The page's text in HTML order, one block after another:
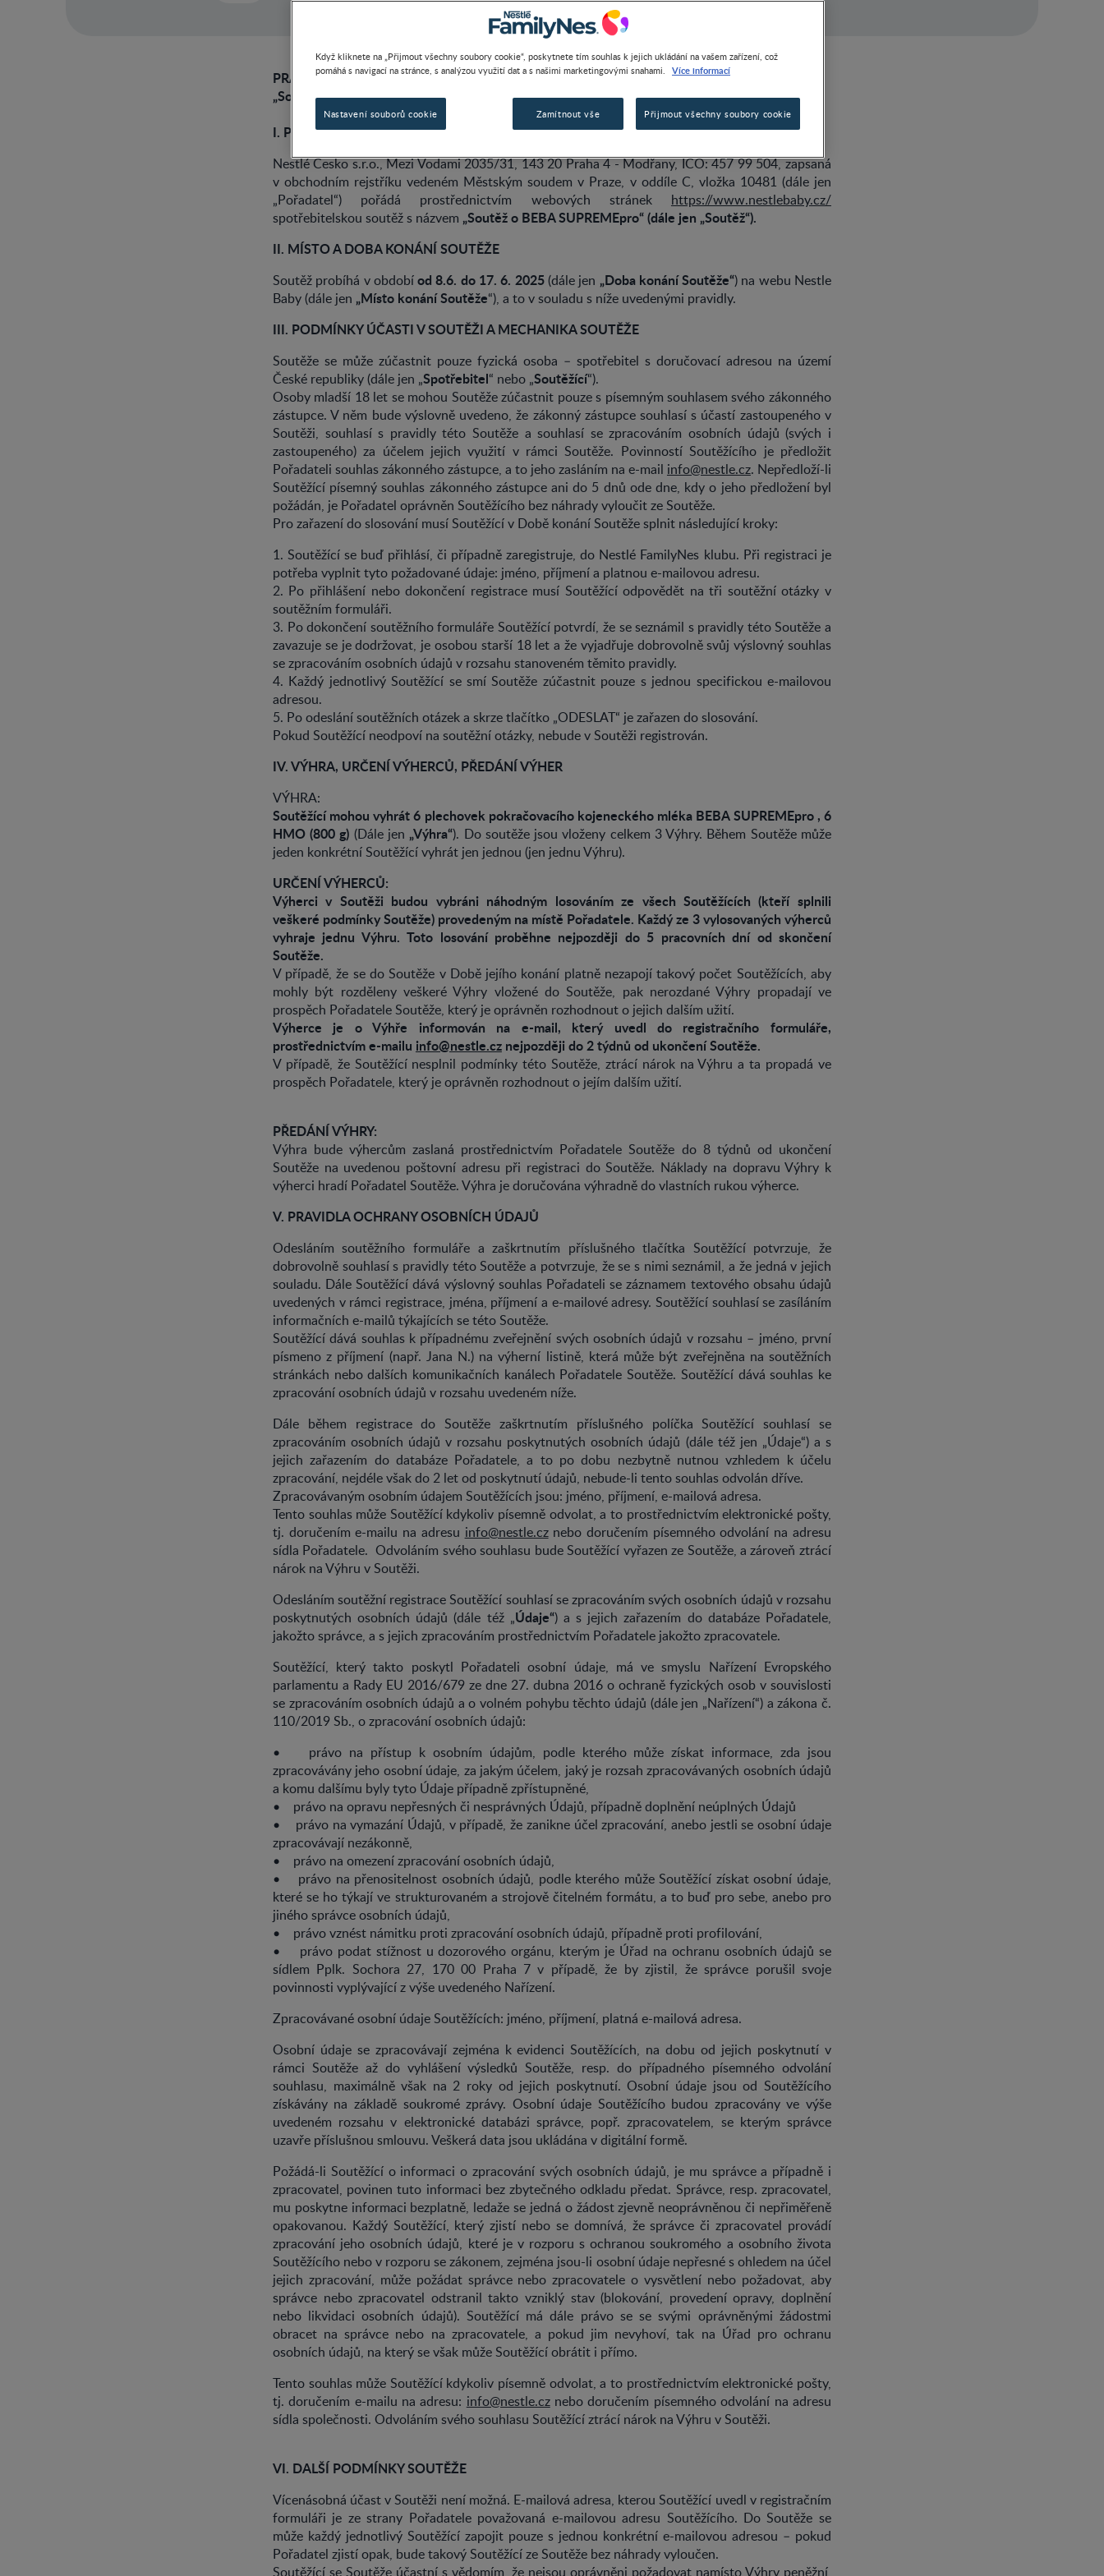
PRAVIDLA SPOTŘEBITELSKÉ SOUTĚŽE
„Soutěž o BEBA SUPREMEpro
I. POŘADATEL SOUTĚŽE A NÁZEV SOUTĚŽE
Nestlé Česko s.r.o., Mezi Vodami 2035/31, 143 20 Praha 4 - Modřany, IČO: 457 99 504, zapsaná
v obchodním rejstříku vedeném Městským soudem v Praze, v oddíle C, vložka 10481 (dále jen
„Pořadatel“) pořádá prostřednictvím webových stránek https://www.nestlebaby.cz/
spotřebitelskou soutěž s názvem „Soutěž o BEBA SUPREMEpro“ (dále jen „Soutěž“).
II. MÍSTO A DOBA KONÁNÍ SOUTĚŽE
Soutěž probíhá v obdobíod 8.6. do 17. 6. 2025(dále jen „Doba konání Soutěže“) na webu Nestle
Baby (dále jen „Místo konání Soutěže“), a to v souladu s níže uvedenými pravidly.
III. PODMÍNKY ÚČASTI V SOUTĚŽI A MECHANIKA SOUTĚŽE
Soutěže se může zúčastnit pouze fyzická osoba – spotřebitel s doručovací adresou na území
České republiky (dále jen „Spotřebitel“ nebo „Soutěžící“).
Osoby mladší 18 let se mohou Soutěže zúčastnit pouze s písemným souhlasem svého zákonného
zástupce. V něm bude výslovně uvedeno, že zákonný zástupce souhlasí s účastí zastoupeného v
Soutěži, souhlasí s pravidly této Soutěže a souhlasí se zpracováním osobních údajů (svých i
zastoupeného) za účelem jejich využití v rámci Soutěže. Povinností Soutěžícího je předložit
Pořadateli souhlas zákonného zástupce, a to jeho zasláním na e-mail info@nestle.cz. Nepředloží-li
Soutěžící písemný souhlas zákonného zástupce ani do 5 dnů ode dne, kdy o jeho předložení byl
požádán, je Pořadatel oprávněn Soutěžícího bez náhrady vyloučit ze Soutěže.
Pro zařazení do slosování musí Soutěžící v Době konání Soutěže splnit následující kroky:
1. Soutěžící se buď přihlásí, či případně zaregistruje, do Nestlé FamilyNes klubu. Při registraci je
potřeba vyplnit tyto požadované údaje: jméno, příjmení a platnou e-mailovou adresu.
2. Po přihlášení nebo dokončení registrace musí Soutěžící odpovědět na tři soutěžní otázky v
soutěžním formuláři.
3. Po dokončení soutěžního formuláře Soutěžící potvrdí, že se seznámil s pravidly této Soutěže a
zavazuje se je dodržovat, je osobou starší 18 let a že vyjadřuje dobrovolně svůj výslovný souhlas
se zpracováním osobních údajů v rozsahu stanoveném těmito pravidly.
4. Každý jednotlivý Soutěžící se smí Soutěže zúčastnit pouze s jednou specifickou e-mailovou
adresou.
5. Po odeslání soutěžních otázek a skrze tlačítko „ODESLAT“ je zařazen do slosování.
Pokud Soutěžící neodpoví na soutěžní otázky, nebude v Soutěži registrován.
IV. VÝHRA, URČENÍ VÝHERCŮ, PŘEDÁNÍ VÝHER
VÝHRA:
Soutěžící mohou vyhrát 6 plechovek pokračovacího kojeneckého mléka BEBA SUPREMEpro , 6
HMO (800 g) (Dále jen „Výhra“). Do soutěže jsou vloženy celkem 3 Výhry. Během Soutěže může
jeden konkrétní Soutěžící vyhrát jen jednou (jen jednu Výhru).
URČENÍ VÝHERCŮ:
Výherci v Soutěži budou vybráni náhodným losováním ze všech Soutěžících (kteří splnili
veškeré podmínky Soutěže) provedeným na místě Pořadatele. Každý ze 3 vylosovaných výherců
vyhraje jednu Výhru. Toto losování proběhne nejpozději do 5 pracovních dní od skončení
Soutěže.
V případě, že se do Soutěže v Době jejího konání platně nezapojí takový počet Soutěžících, aby
mohly být rozděleny veškeré Výhry vložené do Soutěže, pak nerozdané Výhry propadají ve
prospěch Pořadatele Soutěže, který je oprávněn rozhodnout o jejich dalším užití.
Výherce je o Výhře informován na e-mail, který uvedl do registračního formuláře,
prostřednictvím e-mailu info@nestle.cznejpozději do 2 týdnů od ukončení Soutěže.
V případě, že Soutěžící nesplnil podmínky této Soutěže, ztrácí nárok na Výhru a ta propadá ve
prospěch Pořadatele, který je oprávněn rozhodnout o jejím dalším užití.
PŘEDÁNÍ VÝHRY:
Výhra bude výhercům zaslaná prostřednictvím Pořadatele Soutěže do 8 týdnů od ukončení
Soutěže na uvedenou poštovní adresu při registraci do Soutěže. Náklady na dopravu Výhry k
výherci hradí Pořadatel Soutěže. Výhra je doručována výhradně do vlastních rukou výherce.
V. PRAVIDLA OCHRANY OSOBNÍCH ÚDAJŮ
Odesláním soutěžního formuláře a zaškrtnutím příslušného tlačítka Soutěžící potvrzuje, že
dobrovolně souhlasí s pravidly této Soutěže a potvrzuje, že se s nimi seznámil, a že jedná v jejich
souladu. Dále Soutěžící dává výslovný souhlas Pořadateli se záznamem textového obsahu údajů
uvedených v rámci registrace, jména, příjmení a e-mailové adresy. Soutěžící souhlasí se zasíláním
informačních e-mailů týkajících se této Soutěže.
Soutěžící dává souhlas k případnému zveřejnění svých osobních údajů v rozsahu – jméno, první
písmeno z příjmení (např. Jana N.) na výherní listině, která může být zveřejněna na soutěžních
stránkách nebo dalších komunikačních kanálech Pořadatele Soutěže. Soutěžící dává souhlas ke
zpracování osobních údajů v rozsahu uvedeném níže.
Dále během registrace do Soutěže zaškrtnutím příslušného políčka Soutěžící souhlasí se
zpracováním osobních údajů v rozsahu poskytnutých osobních údajů (dále též jen „Údaje“) a s
jejich zařazením do databáze Pořadatele, a to po dobu nezbytně nutnou vzhledem k účelu
zpracování, nejdéle však do 2 let od poskytnutí údajů, nebude-li tento souhlas odvolán dříve.
Zpracovávaným osobním údajem Soutěžících jsou: jméno, příjmení, e-mailová adresa.
Tento souhlas může Soutěžící kdykoliv písemně odvolat, a to prostřednictvím elektronické pošty,
tj. doručením e-mailu na adresu info@nestle.cznebo doručením písemného odvolání na adresu
sídla Pořadatele. Odvoláním svého souhlasu bude Soutěžící vyřazen ze Soutěže, a zároveň ztrácí
nárok na Výhru v Soutěži.
Odesláním soutěžní registrace Soutěžící souhlasí se zpracováním svých osobních údajů v rozsahu
poskytnutých osobních údajů (dále též „Údaje“) a s jejich zařazením do databáze Pořadatele,
jakožto správce, a s jejich zpracováním prostřednictvím Pořadatele jakožto zpracovatele.
Soutěžící, který takto poskytl Pořadateli osobní údaje, má ve smyslu Nařízení Evropského
parlamentu a Rady EU 2016/679 ze dne 27. dubna 2016 o ochraně fyzických osob v souvislosti
se zpracováním osobních údajů a o volném pohybu těchto údajů (dále jen „Nařízení“) a zákona č.
110/2019 Sb., o zpracování osobních údajů:
• právo na přístup k osobním údajům, podle kterého může získat informace, zda jsou
zpracovávány jeho osobní údaje, za jakým účelem, jaký je rozsah zpracovávaných osobních údajů
a komu dalšímu byly tyto Údaje případně zpřístupněné,
• právo na opravu nepřesných či nesprávných Údajů, případně doplnění neúplných Údajů
• právo na vymazání Údajů, v případě, že zanikne účel zpracování, anebo jestli se osobní údaje
zpracovávají nezákonně,
• právo na omezení zpracování osobních údajů,
• právo na přenositelnost osobních údajů, podle kterého může Soutěžící získat osobní údaje,
které se ho týkají ve strukturovaném a strojově čitelném formátu, a to buď pro sebe, anebo pro
jiného správce osobních údajů,
• právo vznést námitku proti zpracování osobních údajů, případně proti profilování,
• právo podat stížnost u dozorového orgánu, kterým je Úřad na ochranu osobních údajů se
sídlem Pplk. Sochora 27, 170 00 Praha 7 v případě, že by zjistil, že správce porušil svoje
povinnosti vyplývající z výše uvedeného Nařízení.
Zpracovávané osobní údaje Soutěžících: jméno, příjmení, platná e-mailová adresa.
Osobní údaje se zpracovávají zejména k evidenci Soutěžících, na dobu od jejich poskytnutí v
rámci Soutěže až do vyhlášení výsledků Soutěže, resp. do případného písemného odvolání
souhlasu, maximálně však na 2 roky od jejich poskytnutí. Osobní údaje jsou od Soutěžícího
získávány na základě soukromé zprávy. Osobní údaje Soutěžícího budou zpracovány ve výše
uvedeném rozsahu v elektronické databázi správce, popř. zpracovatelem, se kterým správce
uzavře příslušnou smlouvu. Veškerá data jsou ukládána v digitální formě.
Požádá-li Soutěžící o informaci o zpracování svých osobních údajů, je mu správce a případně i
zpracovatel, povinen tuto informaci bez zbytečného odkladu předat. Správce, resp. zpracovatel,
mu poskytne informaci bezplatně, ledaže se jedná o žádost zjevně neoprávněnou či nepřiměřeně
opakovanou. Každý Soutěžící, který zjistí nebo se domnívá, že správce či zpracovatel provádí
zpracování jeho osobních údajů, které je v rozporu s ochranou soukromého a osobního života
Soutěžícího nebo v rozporu se zákonem, zejména jsou-li osobní údaje nepřesné s ohledem na účel
jejich zpracování, může požádat správce nebo zpracovatele o vysvětlení nebo požadovat, aby
správce nebo zpracovatel odstranil takto vzniklý stav (blokování, provedení opravy, doplnění
nebo likvidaci osobních údajů). Soutěžící má dále právo se se svými oprávněnými žádostmi
obracet na správce nebo na zpracovatele, a pokud jim nevyhoví, tak na Úřad pro ochranu
osobních údajů, na který se však může Soutěžící obrátit i přímo.
Tento souhlas může Soutěžící kdykoliv písemně odvolat, a to prostřednictvím elektronické pošty,
tj. doručením e-mailu na adresu: info@nestle.cznebo doručením písemného odvolání na adresu
sídla společnosti. Odvoláním svého souhlasu Soutěžící ztrácí nárok na Výhru v Soutěži.
VI. DALŠÍ PODMÍNKY SOUTĚŽE
Vícenásobná účast v Soutěži není možná. E-mailová adresa, kterou Soutěžící uvedl v registračním
formuláři je ze strany Pořadatele považovaná e-mailovou adresu Soutěžícího. Do Soutěže se
může každý jednotlivý Soutěžící zapojit pouze s jednou konkrétní e-mailovou adresou – pokud
Pořadatel zjistí opak, bude takový Soutěžící ze Soutěže bez náhrady vyloučen.
Soutěžící se Soutěže účastní s vědomím, že nejsou oprávněni požadovat namísto Výhry peněžní,
Když kliknete na „Přijmout všechny soubory cookie“, poskytnete tím souhlas k jejich ukládání na vašem zařízení, což
pomáhá s navigací na stránce, s analýzou využití dat a s našimi marketingovými snahami. Více informací
Nastavení souborů cookie Zamítnout vše Přijmout všechny soubory cookie